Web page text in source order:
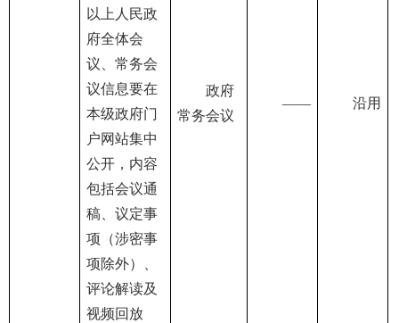
以上人民政
府全体会
议、常务会
议信息要在
本级政府门
户网站集中
公开，内容
包括会议通
稿、议定事
项（涉密事
项除外）、
评论解读及
视频回放
政府
常务会议
—— 沿用